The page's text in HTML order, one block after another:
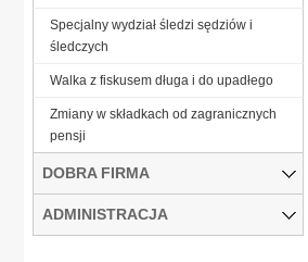
Specjalny wydział śledzi sędziów i
śledczych
Walka z fiskusem długa i do upadłego
Zmiany w składkach od zagranicznych
pensji
DOBRA FIRMA
ADMINISTRACJA